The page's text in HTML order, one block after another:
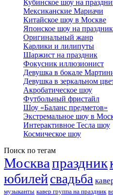
Кубинское шоу на
Мексиканские Мариачи
Китайское шоу в Москве
Японское шоу на праздник
Оригинальный жанр
Карлики и лилипуты
Шаржист на праздник
Фокусник иллюзионист
Девушка в бокале
Девушка в зеркальном
Акробатическое шоу
Футбольный фристайл
Шоу «Баланс предметов»
Экстремальное шоу в
Интерактивное Тесла шоу
Космическое шоу
Поиск по тегам
Москвапраздник
юбилейсвадьба
музыканты кавер группа на праздник